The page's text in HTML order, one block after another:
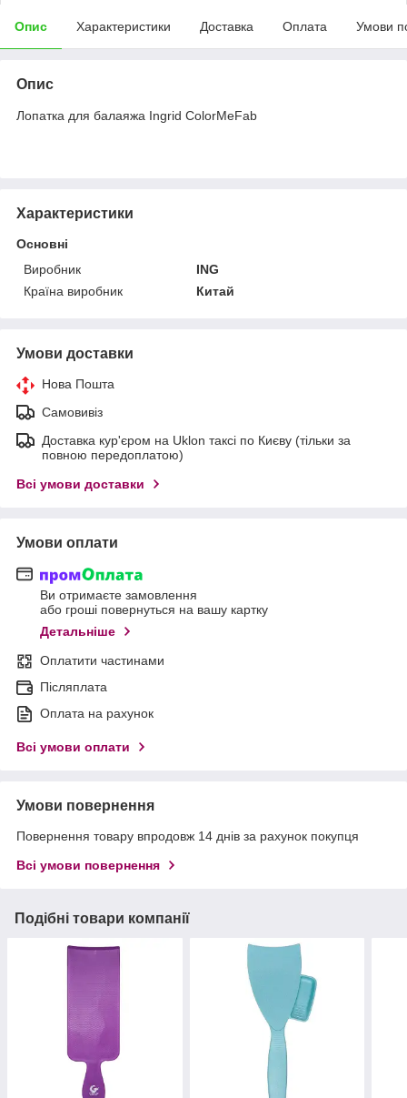
Опис Характеристики Доставка Оплата Умови
Опис
Лопатка для балаяжа Ingrid ColorMeFab
Характеристики
Основні
Виробник
ING
Країна виробник
Китай
Умови доставки
Нова Пошта
Самовивіз
Доставка кур'єром на Uklon таксі по Києву (тільки за
повною передоплатою)
Всі умови доставки
Умови оплати
Ви отримаєте замовлення
або гроші повернуться на вашу картку
Детальніше
Оплатити частинами
Післяплата
Оплата на рахунок
Всі умови оплати
Умови повернення
Повернення товару впродовж 14 днів за рахунок покупця
Всі умови повернення
Подібні товари компанії